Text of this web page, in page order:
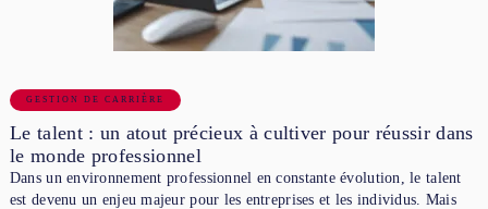
GESTION DE CARRIÈRE
Le talent : un atout précieux à cultiver pour réussir dans
le monde professionnel
Dans un environnement professionnel en constante évolution, le talent
est devenu un enjeu majeur pour les entreprises et les individus. Mais